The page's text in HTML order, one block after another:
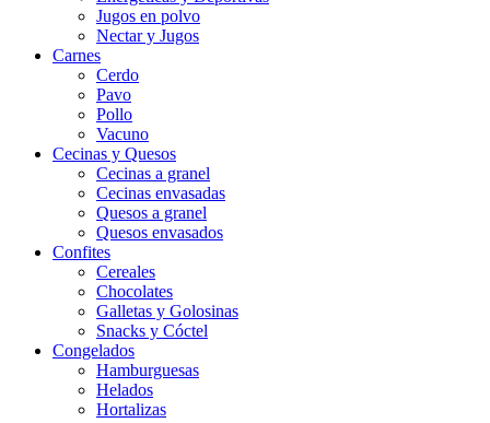
Jugos en polvo
Nectar y Jugos
Carnes
Cerdo
Pavo
Pollo
Vacuno
Cecinas y Quesos
Cecinas a granel
Cecinas envasadas
Quesos a granel
Quesos envasados
Confites
Cereales
Chocolates
Galletas y Golosinas
Snacks y Cóctel
Congelados
Hamburguesas
Helados
Hortalizas